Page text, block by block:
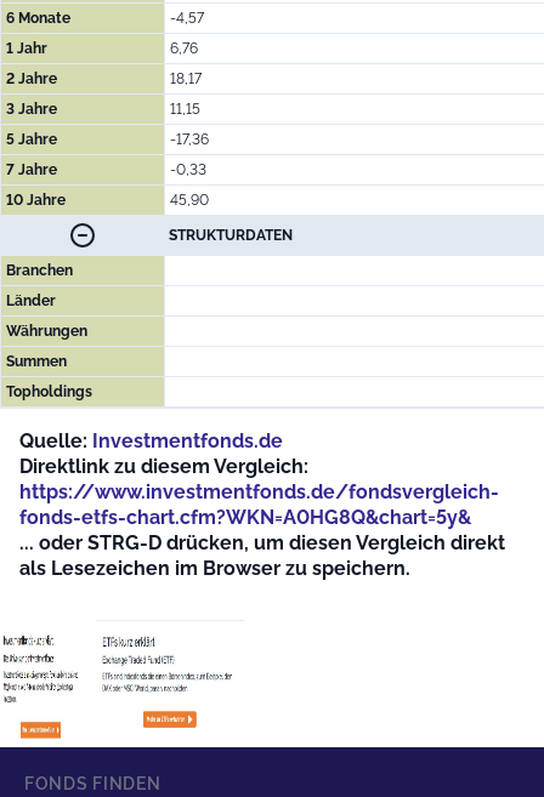
6 Monate
-4,57
1 Jahr
6,76
2 Jahre
18,17
3 Jahre
11,15
5 Jahre
-17,36
7 Jahre
-0,33
10 Jahre
45,90
STRUKTURDATEN
Branchen
Länder
Währungen
Summen
Topholdings
Quelle: Investmentfonds.de
Direktlink zu diesem Vergleich:
https://www.investmentfonds.de/fondsvergleich-
fonds-etfs-chart.cfm?WKN=A0HG8Q&chart=5y&
... oder STRG-D drücken, um diesen Vergleich direkt
als Lesezeichen im Browser zu speichern.
FONDS FINDEN